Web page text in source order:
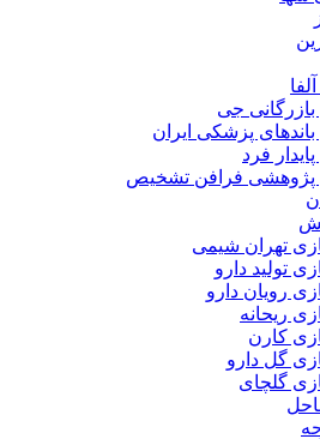
جی
پزشکی ایران
فرد
پژوهشی فرافن تشخیص
تهران شیمی
تولید دارو
رویان دارو
ریحانه
کارن
گل دارو
گلچای